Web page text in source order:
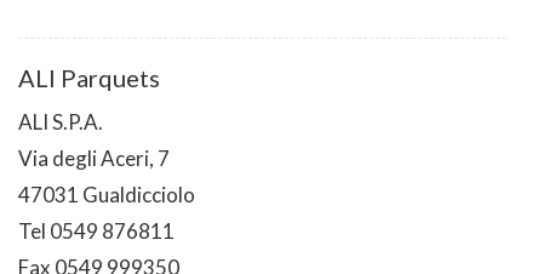
ALI Parquets
ALI S.P.A.
Via degli Aceri, 7
47031 Gualdicciolo
Tel 0549 876811
Fax 0549 999350